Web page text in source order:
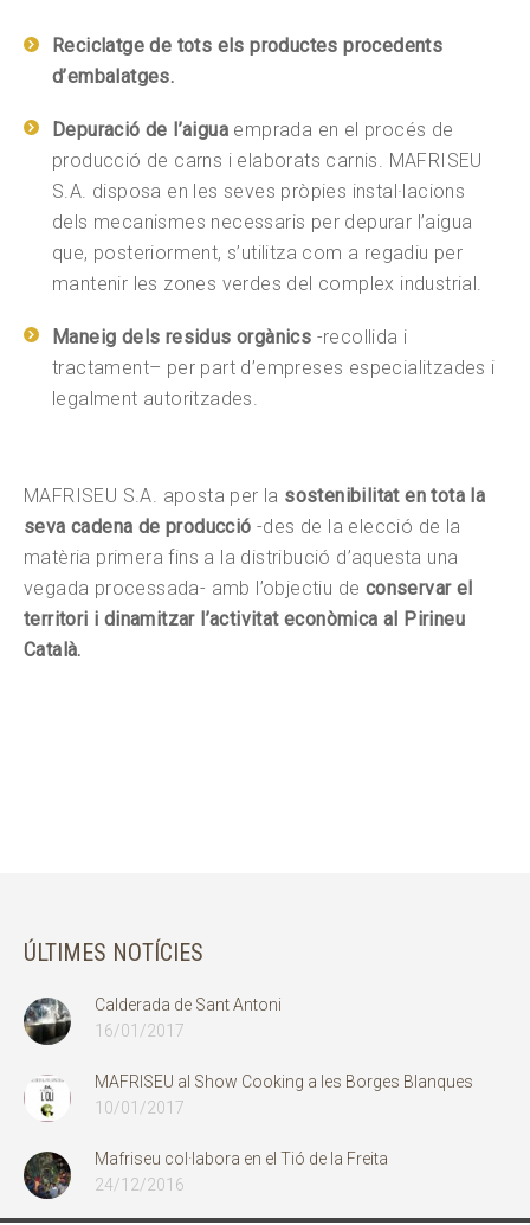
Reciclatge de tots els productes procedents
d’embalatges.
Depuració de l’aigua emprada en el procés de
producció de carns i elaborats carnis. MAFRISEU
S.A. disposa en les seves pròpies instal·lacions
dels mecanismes necessaris per depurar l’aigua
que, posteriorment, s’utilitza com a regadiu per
mantenir les zones verdes del complex industrial.
Maneig dels residus orgànics -recollida i
tractament– per part d’empreses especialitzades i
legalment autoritzades.
MAFRISEU S.A. aposta per la sostenibilitat en tota la
seva cadena de producció -des de la elecció de la
matèria primera fins a la distribució d’aquesta una
vegada processada- amb l’objectiu de conservar el
territori i dinamitzar l’activitat econòmica al Pirineu
Català.
ÚLTIMES NOTÍCIES
Calderada de Sant Antoni
16/01/2017
MAFRISEU al Show Cooking a les Borges Blanques
10/01/2017
Mafriseu col·labora en el Tió de la Freita
24/12/2016